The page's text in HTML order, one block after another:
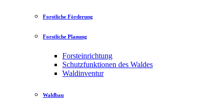
Forstliche Förderung
Forstliche Planung
Forsteinrichtung
Schutzfunktionen des Waldes
Waldinventur
Waldbau